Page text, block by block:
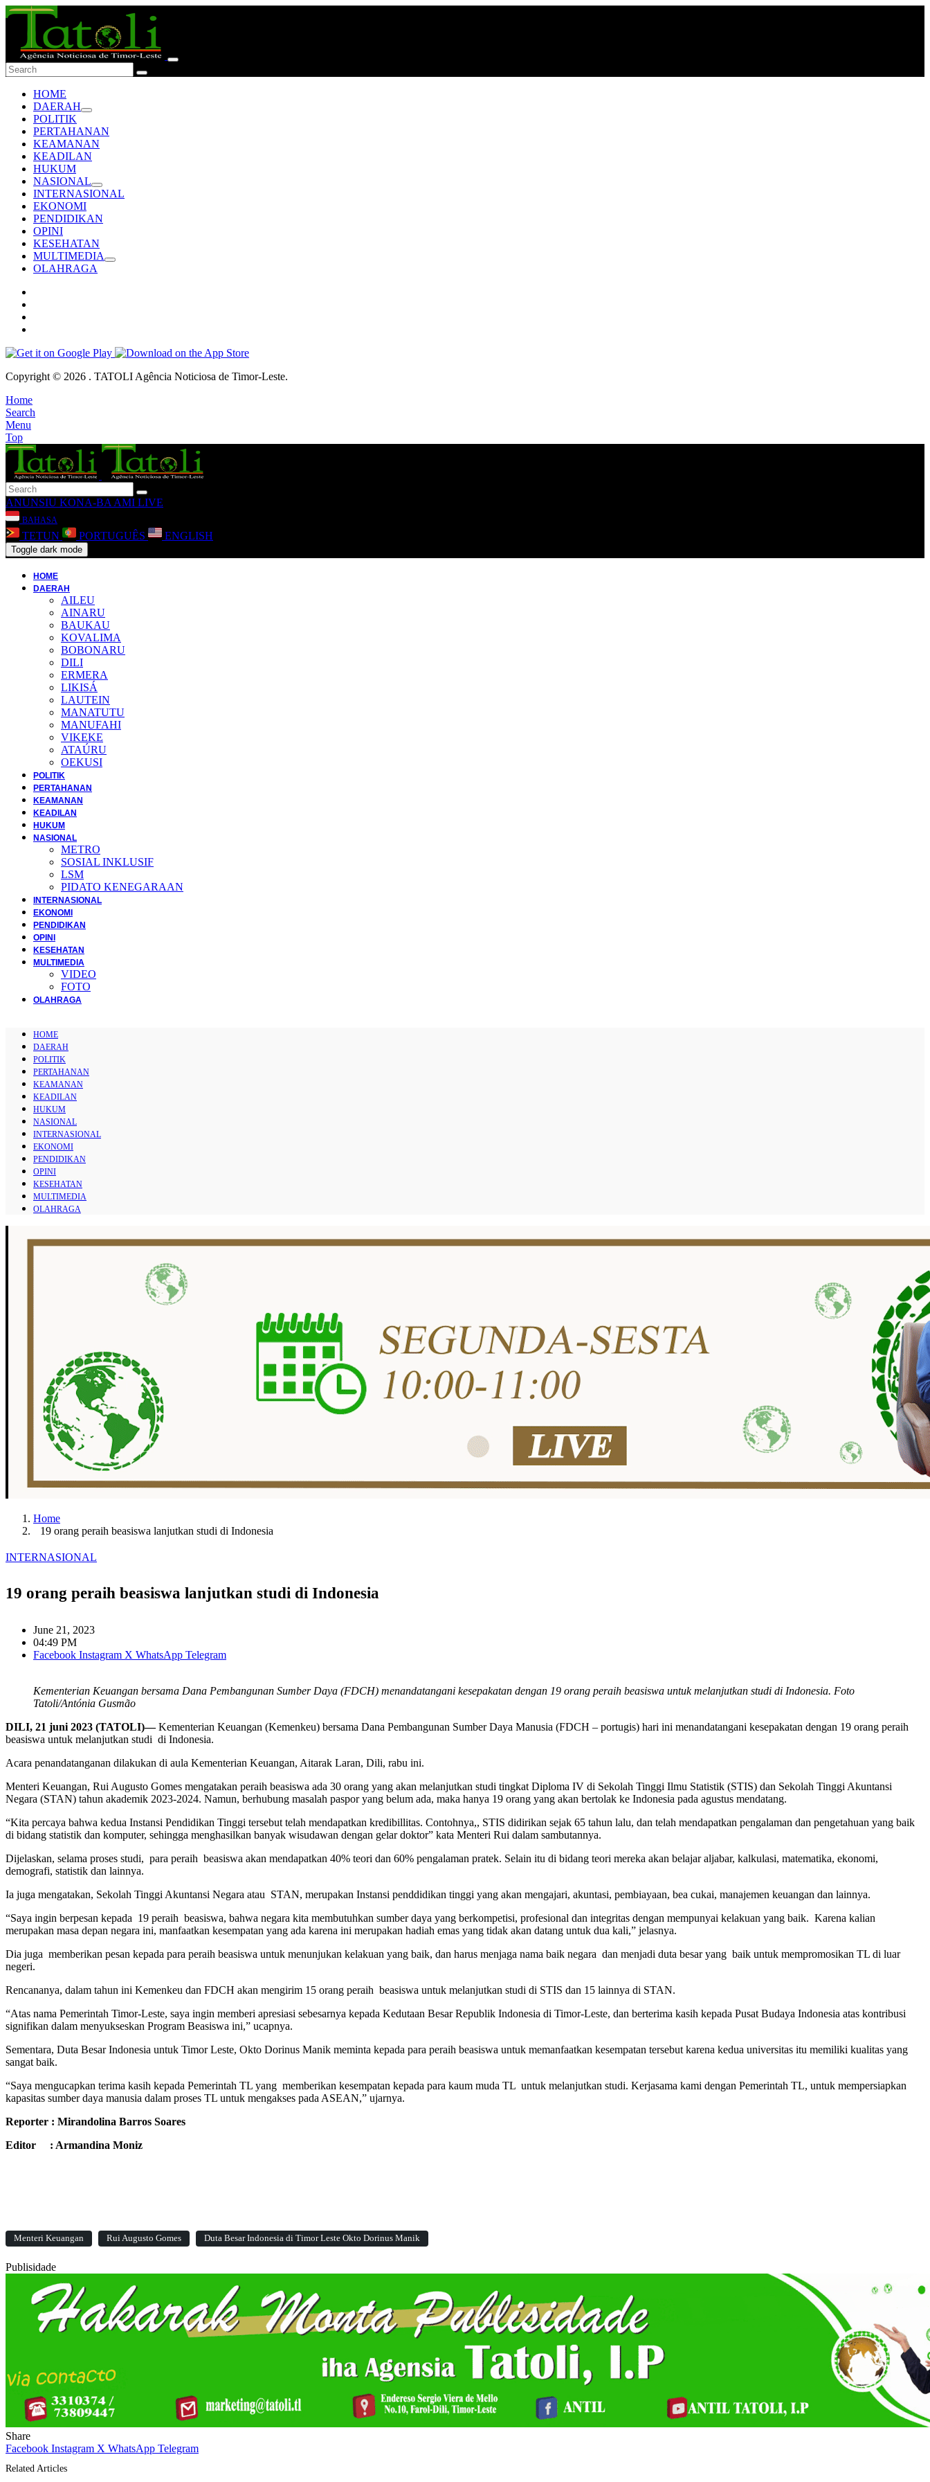
HOME
DAERAH
POLITIK
PERTAHANAN
KEAMANAN
KEADILAN
HUKUM
NASIONAL
INTERNASIONAL
EKONOMI
PENDIDIKAN
OPINI
KESEHATAN
MULTIMEDIA
OLAHRAGA
Copyright © 2026 . TATOLI Agência Noticiosa de Timor-Leste.
Home
Search
Menu
Top
ANUNSIU KONA-BA AMI LIVE
BAHASA
TETUN PORTUGUÊS ENGLISH
Toggle dark mode
HOME
DAERAH
AILEU
AINARU
BAUKAU
KOVALIMA
BOBONARU
DILI
ERMERA
LIKISÁ
LAUTEIN
MANATUTU
MANUFAHI
VIKEKE
ATAÚRU
OEKUSI
POLITIK
PERTAHANAN
KEAMANAN
KEADILAN
HUKUM
NASIONAL
METRO
SOSIAL INKLUSIF
LSM
PIDATO KENEGARAAN
INTERNASIONAL
EKONOMI
PENDIDIKAN
OPINI
KESEHATAN
MULTIMEDIA
VIDEO
FOTO
OLAHRAGA
HOME
DAERAH
POLITIK
PERTAHANAN
KEAMANAN
KEADILAN
HUKUM
NASIONAL
INTERNASIONAL
EKONOMI
PENDIDIKAN
OPINI
KESEHATAN
MULTIMEDIA
OLAHRAGA
Home
19 orang peraih beasiswa lanjutkan studi di Indonesia
INTERNASIONAL
19 orang peraih beasiswa lanjutkan studi di Indonesia
June 21, 2023
04:49 PM
Facebook Instagram X WhatsApp Telegram
Kementerian Keuangan bersama Dana Pembangunan Sumber Daya (FDCH) menandatangani kesepakatan dengan 19 orang peraih beasiswa untuk melanjutkan studi di Indonesia. Foto
Tatoli/Antónia Gusmão
DILI, 21 juni 2023 (TATOLI)—Kementerian Keuangan (Kemenkeu) bersama Dana Pembangunan Sumber Daya Manusia (FDCH – portugis) hari ini menandatangani kesepakatan dengan 19 orang peraih
beasiswa untuk melanjutkan studi di Indonesia.
Acara penandatanganan dilakukan di aula Kementerian Keuangan, Aitarak Laran, Dili, rabu ini.
Menteri Keuangan, Rui Augusto Gomes mengatakan peraih beasiswa ada 30 orang yang akan melanjutkan studi tingkat Diploma IV di Sekolah Tinggi Ilmu Statistik (STIS) dan Sekolah Tinggi Akuntansi
Negara (STAN) tahun akademik 2023-2024. Namun, berhubung masalah paspor yang belum ada, maka hanya 19 orang yang akan bertolak ke Indonesia pada agustus mendatang.
“Kita percaya bahwa kedua Instansi Pendidikan Tinggi tersebut telah mendapatkan kredibillitas. Contohnya,, STIS didirikan sejak 65 tahun lalu, dan telah mendapatkan pengalaman dan pengetahuan yang baik
di bidang statistik dan komputer, sehingga menghasilkan banyak wisudawan dengan gelar doktor” kata Menteri Rui dalam sambutannya.
Dijelaskan, selama proses studi, para peraih beasiswa akan mendapatkan 40% teori dan 60% pengalaman pratek. Selain itu di bidang teori mereka akan belajar aljabar, kalkulasi, matematika, ekonomi,
demografi, statistik dan lainnya.
Ia juga mengatakan, Sekolah Tinggi Akuntansi Negara atau STAN, merupakan Instansi penddidikan tinggi yang akan mengajari, akuntasi, pembiayaan, bea cukai, manajemen keuangan dan lainnya.
“Saya ingin berpesan kepada 19 peraih beasiswa, bahwa negara kita membutuhkan sumber daya yang berkompetisi, profesional dan integritas dengan mempunyai kelakuan yang baik. Karena kalian
merupakan masa depan negara ini, manfaatkan kesempatan yang ada karena ini merupakan hadiah emas yang tidak akan datang untuk dua kali,” jelasnya.
Dia juga memberikan pesan kepada para peraih beasiswa untuk menunjukan kelakuan yang baik, dan harus menjaga nama baik negara dan menjadi duta besar yang baik untuk mempromosikan TL di luar
negeri.
Rencananya, dalam tahun ini Kemenkeu dan FDCH akan mengirim 15 orang peraih beasiswa untuk melanjutkan studi di STIS dan 15 lainnya di STAN.
“Atas nama Pemerintah Timor-Leste, saya ingin memberi apresiasi sebesarnya kepada Kedutaan Besar Republik Indonesia di Timor-Leste, dan berterima kasih kepada Pusat Budaya Indonesia atas kontribusi
signifikan dalam menyukseskan Program Beasiswa ini,” ucapnya.
Sementara, Duta Besar Indonesia untuk Timor Leste, Okto Dorinus Manik meminta kepada para peraih beasiswa untuk memanfaatkan kesempatan tersebut karena kedua universitas itu memiliki kualitas yang
sangat baik.
“Saya mengucapkan terima kasih kepada Pemerintah TL yang memberikan kesempatan kepada para kaum muda TL untuk melanjutkan studi. Kerjasama kami dengan Pemerintah TL, untuk mempersiapkan
kapasitas sumber daya manusia dalam proses TL untuk mengakses pada ASEAN,” ujarnya.
Reporter : Mirandolina Barros Soares
Editor : Armandina Moniz
Menteri Keuangan Rui Augusto Gomes Duta Besar Indonesia di Timor Leste Okto Dorinus Manik
Publisidade
Share
Facebook Instagram X WhatsApp Telegram
Related Articles